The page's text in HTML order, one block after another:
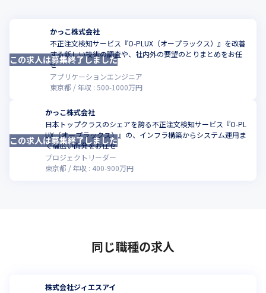
かっこ株式会社
不正注文検知サービス『O-PLUX（オープラックス）』を改善
する新しい技術の調査や、社内外の要望のとりまとめをお任
せ
アプリケーションエンジニア
東京都
年収 :500-1000万円
この求人は募集終了しました
かっこ株式会社
日本トップクラスのシェアを誇る不正注文検知サービス『O-PL
UX（オープラックス）』の、インフラ構築からシステム運用ま
で幅広い開発をお任せ
プロジェクトリーダー
東京都
年収 : 400-900万円
この求人は募集終了しました
同じ職種の求人
株式会社ジィエスアイ